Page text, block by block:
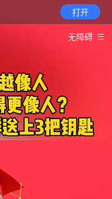
打开
无障碍